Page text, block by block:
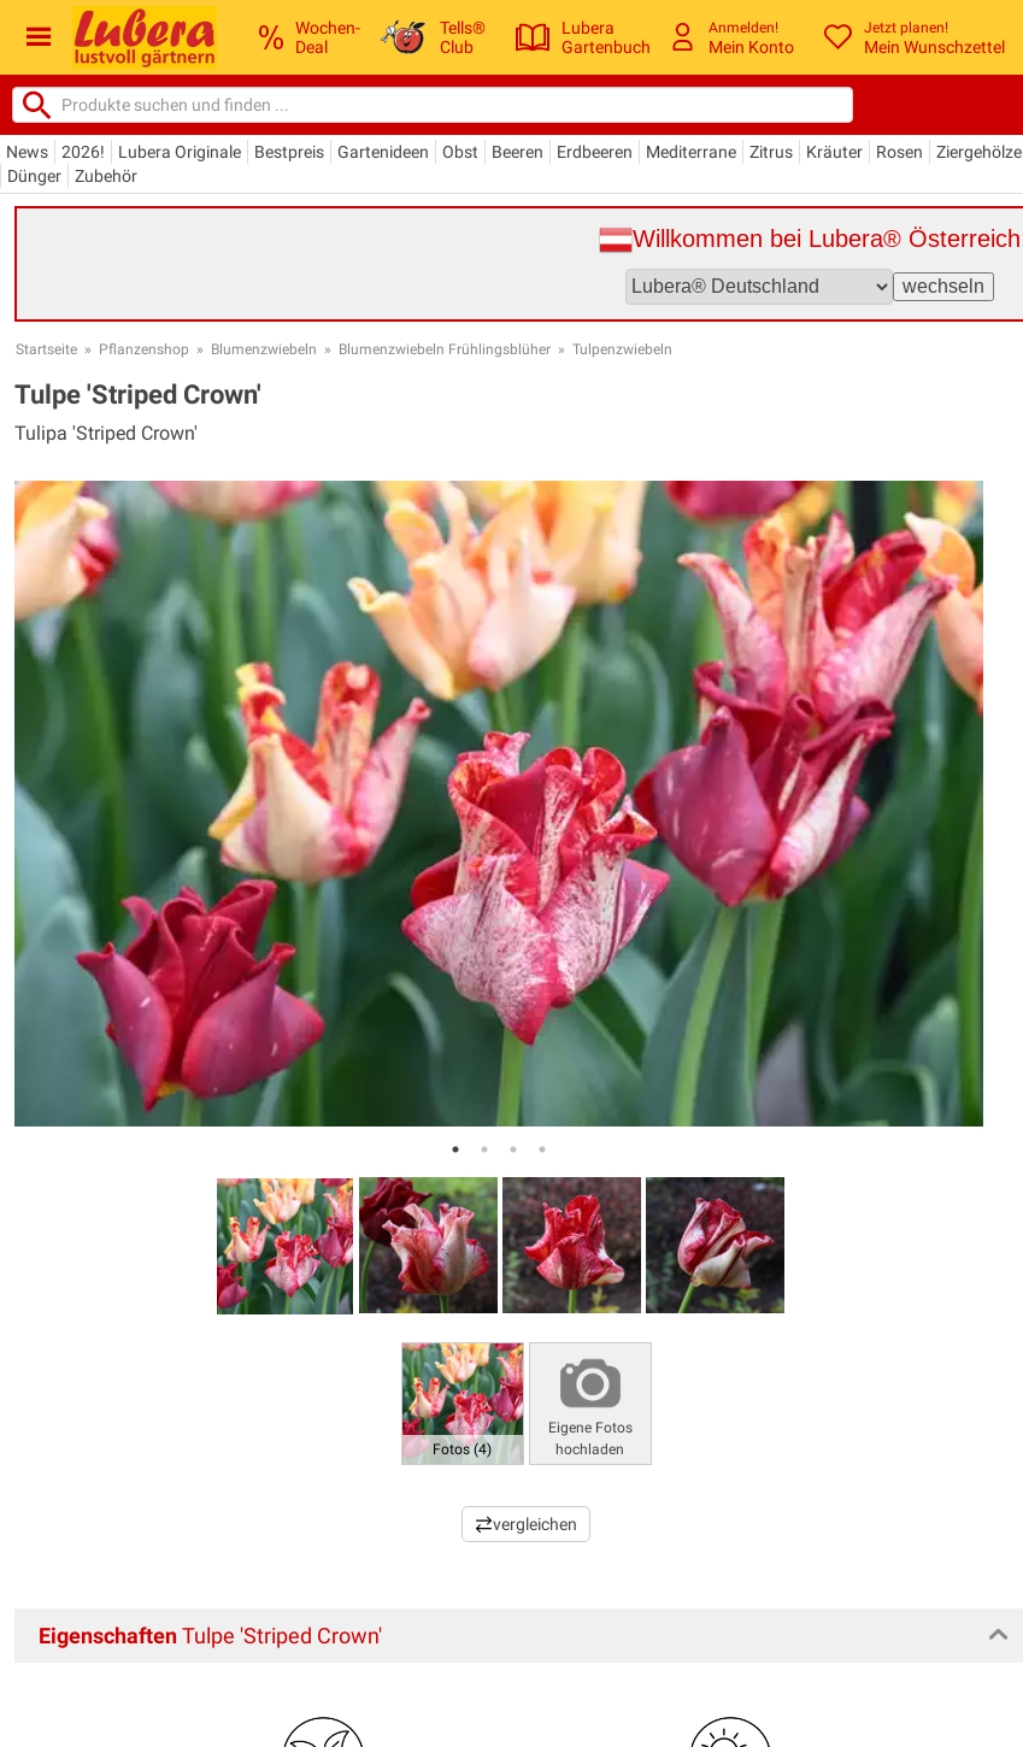
Wochen-
Deal
Tells®
Club
Lubera
Gartenbuch
Anmelden!
Mein Konto
Jetzt planen!
Mein Wunschzettel
News 2026! Lubera Originale Bestpreis Gartenideen Obst Beeren Erdbeeren Mediterrane Zitrus Kräuter Rosen Ziergehölze
Dünger
Zubehör
Willkommen bei Lubera® Österreich
Startseite » Pflanzenshop » Blumenzwiebeln » Blumenzwiebeln Frühlingsblüher » Tulpenzwiebeln
Tulpe 'Striped Crown'
Tulipa 'Striped Crown'
Fotos (4)
Eigene Fotos
hochladen
vergleichen
EigenschaftenTulpe 'Striped Crown'